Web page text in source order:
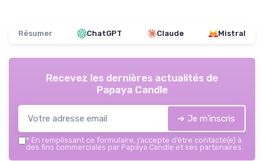
Résumer ChatGPT Claude Mistral
Recevez les dernières actualités de
Papaya Candle
➔ Je m'inscris
* En remplissant ce formulaire, j’accepte d’être contacté(e) à
des fins commerciales par Papaya Candle et ses partenaires.